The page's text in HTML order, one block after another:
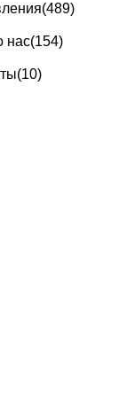
(489)
нас(154)
(10)